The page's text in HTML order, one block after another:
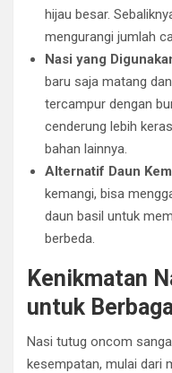
hijau besar.
mengurangi jumlah
Nasi yang
baru saja matang
tercampur dengan
cenderung lebih
bahan lainnya.
Alternatif Daun
kemangi, bisa
daun basil untuk
berbeda.
Kenikmatan
untuk
Nasi tutug oncom
kesempatan, mulai dari